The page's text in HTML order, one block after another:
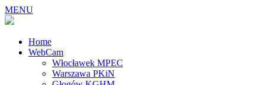
MENU
Home
WebCam
Włocławek MPEC
Warszawa PKiN